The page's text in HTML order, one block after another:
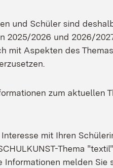
und Schüler sind
2025/2026 und 2026/
mit Aspekten des
zum aktuellen
mit Ihren
Thema
Informationen melden Sie